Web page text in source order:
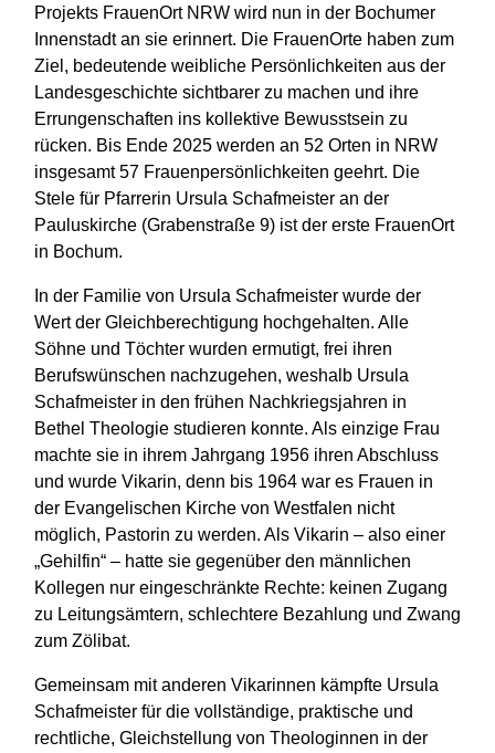
Projekts FrauenOrt NRW wird nun in der Bochumer
Innenstadt an sie erinnert. Die FrauenOrte haben zum
Ziel, bedeutende weibliche Persönlichkeiten aus der
Landesgeschichte sichtbarer zu machen und ihre
Errungenschaften ins kollektive Bewusstsein zu
rücken. Bis Ende 2025 werden an 52 Orten in NRW
insgesamt 57 Frauenpersönlichkeiten geehrt. Die
Stele für Pfarrerin Ursula Schafmeister an der
Pauluskirche (Grabenstraße 9) ist der erste FrauenOrt
in Bochum.
In der Familie von Ursula Schafmeister wurde der
Wert der Gleichberechtigung hochgehalten. Alle
Söhne und Töchter wurden ermutigt, frei ihren
Berufswünschen nachzugehen, weshalb Ursula
Schafmeister in den frühen Nachkriegsjahren in
Bethel Theologie studieren konnte. Als einzige Frau
machte sie in ihrem Jahrgang 1956 ihren Abschluss
und wurde Vikarin, denn bis 1964 war es Frauen in
der Evangelischen Kirche von Westfalen nicht
möglich, Pastorin zu werden. Als Vikarin – also einer
„Gehilfin“ – hatte sie gegenüber den männlichen
Kollegen nur eingeschränkte Rechte: keinen Zugang
zu Leitungsämtern, schlechtere Bezahlung und Zwang
zum Zölibat.
Gemeinsam mit anderen Vikarinnen kämpfte Ursula
Schafmeister für die vollständige, praktische und
rechtliche, Gleichstellung von Theologinnen in der